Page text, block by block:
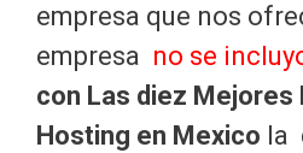
empresa que nos
empresa no se
con Las diez Mejores
Hosting en Mexico la